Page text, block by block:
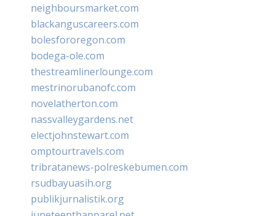
neighboursmarket.com
blackanguscareers.com
bolesfororegon.com
bodega-ole.com
thestreamlinerlounge.com
mestrinorubanofc.com
novelatherton.com
nassvalleygardens.net
electjohnstewart.com
omptourtravels.com
tribratanews-polreskebumen.com
rsudbayuasih.org
publikjurnalistik.org